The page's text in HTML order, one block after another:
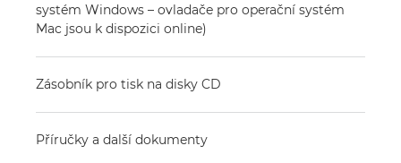
systém Windows – ovladače pro operační systém
Mac jsou k dispozici online)
Zásobník pro tisk na disky CD
Příručky a další dokumenty